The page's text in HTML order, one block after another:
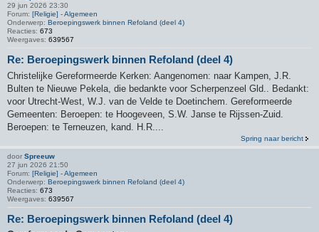
29 jun 2026 23:30
Forum: [Religie] - Algemeen
Onderwerp: Beroepingswerk binnen Refoland (deel 4)
Reacties: 673
Weergaves: 639567
Re: Beroepingswerk binnen Refoland (deel 4)
Christelijke Gereformeerde Kerken: Aangenomen: naar Kampen, J.R.
Bulten te Nieuwe Pekela, die bedankte voor Scherpenzeel Gld.. Bedankt:
voor Utrecht-West, W.J. van de Velde te Doetinchem. Gereformeerde
Gemeenten: Beroepen: te Hoogeveen, S.W. Janse te Rijssen-Zuid.
Beroepen: te Terneuzen, kand. H.R....
Spring naar bericht
door Spreeuw
27 jun 2026 21:50
Forum: [Religie] - Algemeen
Onderwerp: Beroepingswerk binnen Refoland (deel 4)
Reacties: 673
Weergaves: 639567
Re: Beroepingswerk binnen Refoland (deel 4)